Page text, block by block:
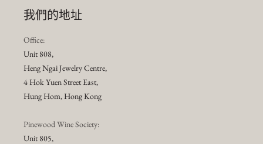
我們的地址
Office:
Unit 808,
Heng Ngai Jewelry Centre,
4 Hok Yuen Street East,
Hung Hom, Hong Kong
Pinewood Wine Society:
Unit 805,